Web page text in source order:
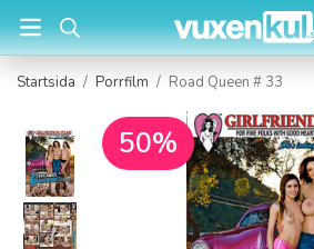
Startsida / Porrfilm / Road Queen # 33
50%